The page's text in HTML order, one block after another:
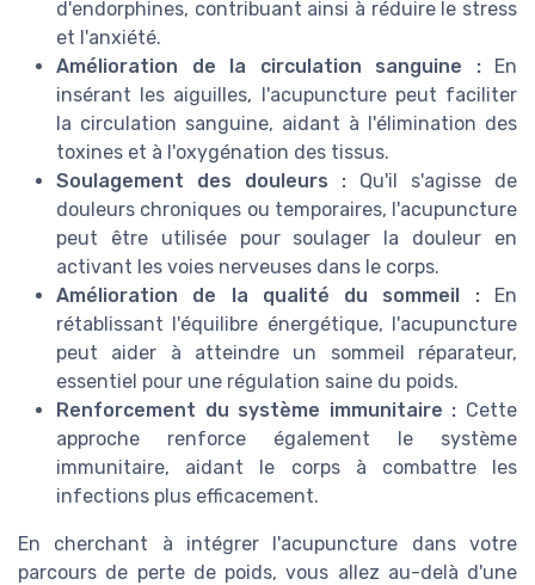
d'endorphines, contribuant ainsi à réduire le stress
et l'anxiété.
Amélioration de la circulation sanguine :En
insérant les aiguilles, l'acupuncture peut faciliter
la circulation sanguine, aidant à l'élimination des
toxines et à l'oxygénation des tissus.
Soulagement des douleurs : Qu'il s'agisse de
douleurs chroniques ou temporaires, l'acupuncture
peut être utilisée pour soulager la douleur en
activant les voies nerveuses dans le corps.
Amélioration de la qualité du sommeil :En
rétablissant l'équilibre énergétique, l'acupuncture
peut aider à atteindre un sommeil réparateur,
essentiel pour une régulation saine du poids.
Renforcement du système immunitaire : Cette
approche renforce également le système
immunitaire, aidant le corps à combattre les
infections plus efficacement.
En cherchant à intégrer l'acupuncture dans votre
parcours de perte de poids, vous allez au-delà d'une